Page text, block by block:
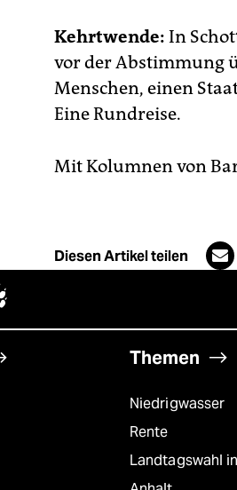
Kehrtwende: In
vor der Abstimmung
Menschen, einen
Eine Rundreise.
Mit Kolumnen von
Diesen Artikel teilen
Themen
Niedrigwasser
Rente
Landtagswahl